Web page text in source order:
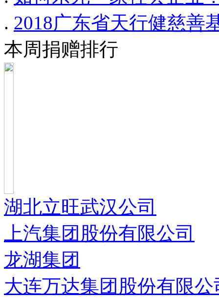
. 2018广东省天行健慈善
本周捐赠排行
湖北立旺武汉公司
上汽集团股份有限公司
龙湖集团
大连万达集团股份有限公